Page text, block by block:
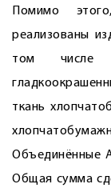
Помимо
реализованы
том числе
ткань
Объединённые
Общая сумма